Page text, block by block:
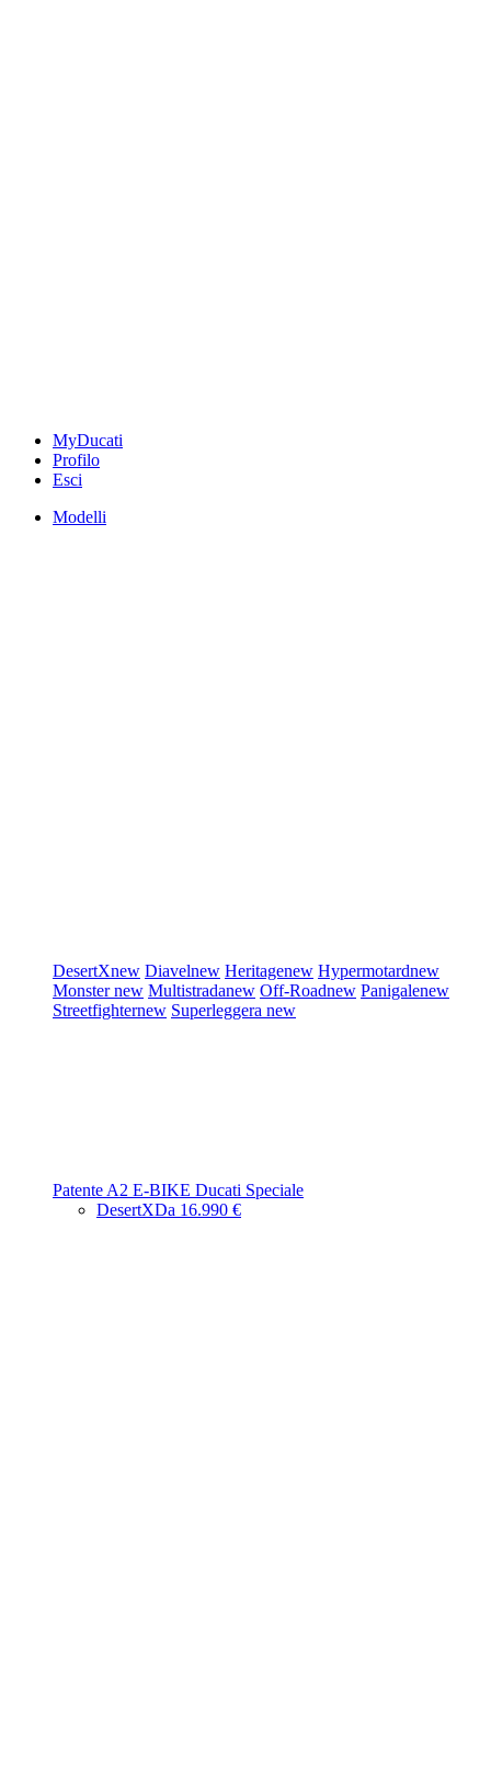
MyDucati
Profilo
Esci
Modelli
DesertXnew Diavelnew Heritagenew Hypermotardnew
Monsternew Multistradanew Off-Roadnew Panigalenew
Streetfighternew Superleggera new
Patente A2 E-BIKE Ducati Speciale
DesertXDa 16.990 €